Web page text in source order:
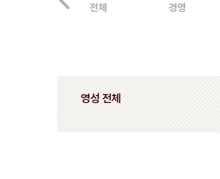
전체 경영
영성 전체